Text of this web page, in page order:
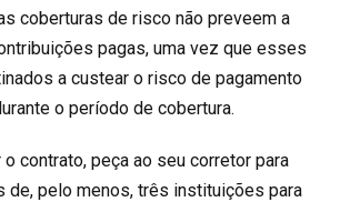
coberturas de risco não preveem a
pagas, uma vez que esses
a custear o risco de pagamento
o período de cobertura.
contrato, peça ao seu corretor para
de, pelo menos, três instituições para